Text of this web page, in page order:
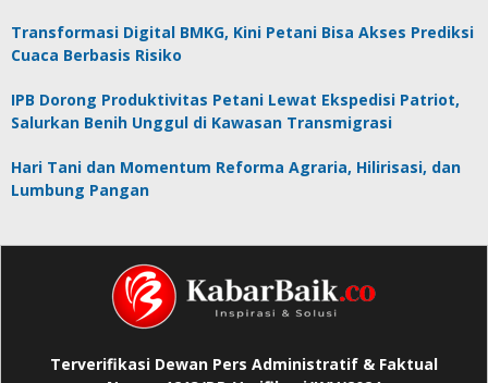
Transformasi Digital BMKG, Kini Petani Bisa Akses Prediksi
Cuaca Berbasis Risiko
IPB Dorong Produktivitas Petani Lewat Ekspedisi Patriot,
Salurkan Benih Unggul di Kawasan Transmigrasi
Hari Tani dan Momentum Reforma Agraria, Hilirisasi, dan
Lumbung Pangan
Terverifikasi Dewan Pers Administratif & Faktual